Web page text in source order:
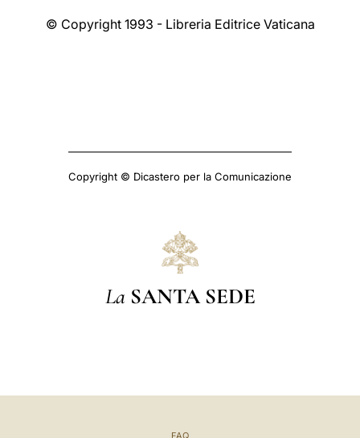
© Copyright 1993 - Libreria Editrice Vaticana
Copyright © Dicastero per la Comunicazione
La SANTA SEDE
FAQ